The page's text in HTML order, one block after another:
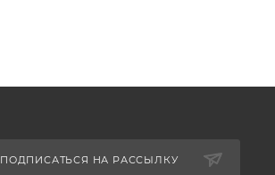
ПОДПИСАТЬСЯ НА РАССЫЛКУ